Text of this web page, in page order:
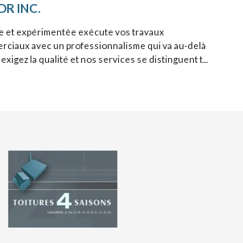
INC.
et expérimentée exécute vos travaux
avec un professionnalisme qui va au-delà
la qualité et nos services se distinguent t...